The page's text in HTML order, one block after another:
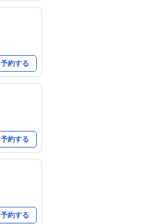
予約する
予約する
予約する